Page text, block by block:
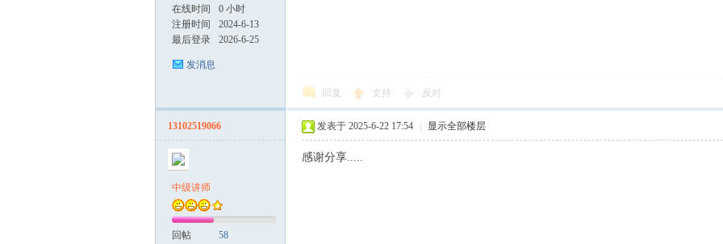
在线时间
0 小时
注册时间
2024-6-13
最后登录
2026-6-25
发消息
回复 支持 反对
13102519066
中级讲师
回帖
58
发表于 2025-6-22 17:54 显示全部楼层
感谢分享.....